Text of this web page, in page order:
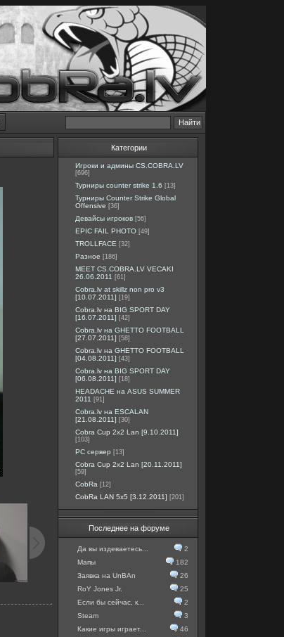
Категории
Игроки и админы CS.COBRA.LV
[696]
Турниры counter strike 1.6 [13]
Турниры Counter Strike Global
Offensive [36]
Девайсы игроков [56]
EPIC FAIL PHOTO [49]
TROLLFACE [32]
Разное [186]
MEET CS.COBRA.LV VECAKI
26.06.2011 [61]
Cobra.lv at skillz non pro v3
[10.07.2011] [19]
Cobra.lv на BIG SPORT DAY
[16.07.2011] [42]
Cobra.lv на GHETTO FOOTBALL
[27.07.2011] [58]
Cobra.lv на GHETTO FOOTBALL
[04.08.2011] [43]
Cobra.lv на BIG SPORT DAY
[06.08.2011] [18]
HEADACHE на ASUS SUMMER
2011 [91]
Cobra.lv на ESCALAN
[21.08.2011] [30]
Cobra Cup 2x2 Lan [9.10.2011]
[103]
PC сервер [13]
Cobra Cup 2x2 Lan [20.11.2011]
[59]
CobRa [12]
CobRa LAN 5x5 [3.12.2011] [201]
Последнее на форуме
Да вы издеваетесь...
2
Мапы
182
Заявка на UnBAn
26
RoY Jones Jr.
25
Если бы сейчас, к...
2
Steam
3
Какие игры играет...
46